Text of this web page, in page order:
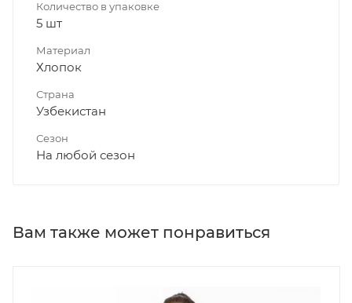
Количество в упаковке
5 шт
Материал
Хлопок
Страна
Узбекистан
Сезон
На любой сезон
Вам также может понравиться